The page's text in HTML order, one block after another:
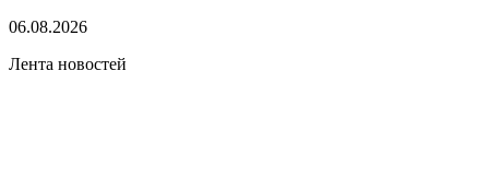
06.08.2026
Лента новостей